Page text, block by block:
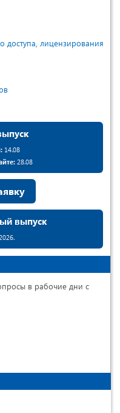
доступа, лицензирования
14.08
28.08
выпуск
в рабочие дни с